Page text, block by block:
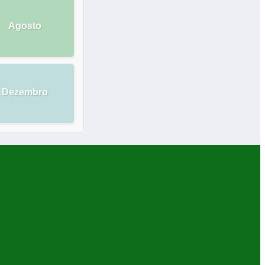
Agosto
Dezembro